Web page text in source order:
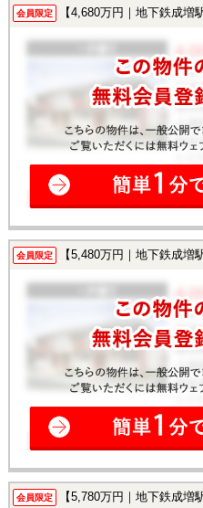
会員限定 【4,680万円｜地下鉄成増駅｜
会員限定 【5,480万円｜地下鉄成増駅｜
会員限定 【5,780万円｜地下鉄成増駅｜